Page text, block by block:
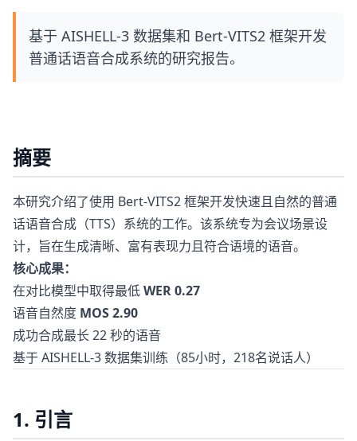
基于 AISHELL-3 数据集和 Bert-VITS2 框架开发
普通话语音合成系统的研究报告。
摘要
本研究介绍了使用 Bert-VITS2 框架开发快速且自然的普通
话语音合成（TTS）系统的工作。该系统专为会议场景设
计，旨在生成清晰、富有表现力且符合语境的语音。
核心成果：
在对比模型中取得最低WER 0.27
语音自然度 MOS 2.90
成功合成最长 22 秒的语音
基于 AISHELL-3 数据集训练（85小时，218名说话人）
1. 引言